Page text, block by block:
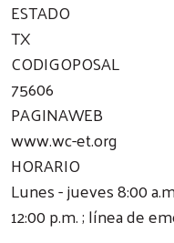
ESTADO
TX
CODIGOPOSAL
75606
PAGINAWEB
www.wc-et.org
HORARIO
Lunes - jueves 8:00
12:00 p.m. ; línea de